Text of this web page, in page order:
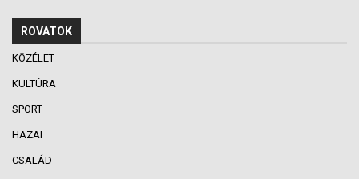
ROVATOK
KÖZÉLET
KULTÚRA
SPORT
HAZAI
CSALÁD